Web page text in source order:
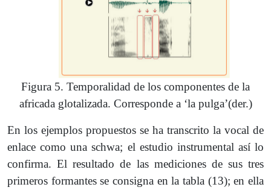
Figura 5. Temporalidad de los componentes de la
africada glotalizada. Corresponde a ‘la pulga’(der.)
En los ejemplos propuestos se ha transcrito la vocal de
enlace como una schwa; el estudio instrumental así lo
confirma. El resultado de las mediciones de sus tres
primeros formantes se consigna en la tabla (13); en ella